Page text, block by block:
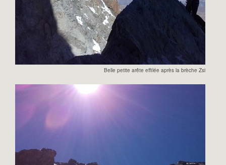
Belle petite arête effilée après la brèche Zsigmondy